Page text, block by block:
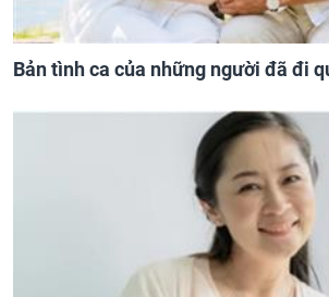
Bản tình ca của những người đã đi